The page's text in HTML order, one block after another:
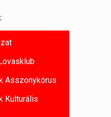
Asszonykórus
Kulturális